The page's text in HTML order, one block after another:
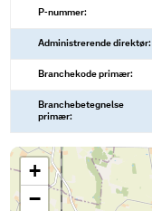
P-nummer:
Administrerende direktør:
Branchekode primær:
Branchebetegnelse
primær:
+
−